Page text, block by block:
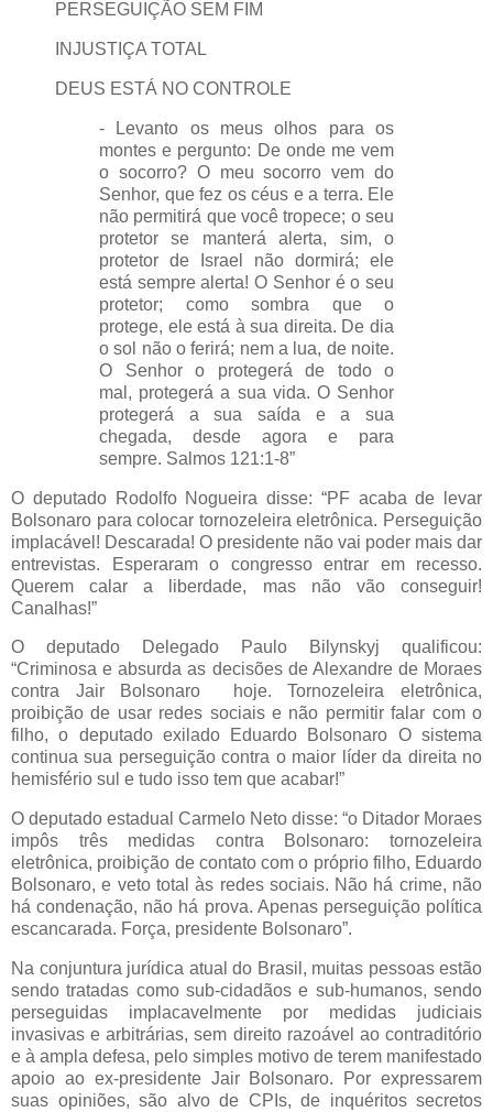
PERSEGUIÇÃO SEM FIM
INJUSTIÇA TOTAL
DEUS ESTÁ NO CONTROLE
- Levanto os meus olhos para os
montes e pergunto: De onde me vem
o socorro? O meu socorro vem do
Senhor, que fez os céus e a terra. Ele
não permitirá que você tropece; o seu
protetor se manterá alerta, sim, o
protetor de Israel não dormirá; ele
está sempre alerta! O Senhor é o seu
protetor; como sombra que o
protege, ele está à sua direita. De dia
o sol não o ferirá; nem a lua, de noite.
O Senhor o protegerá de todo o
mal, protegerá a sua vida. O Senhor
protegerá a sua saída e a sua
chegada, desde agora e para
sempre. Salmos 121:1-8”
O deputado Rodolfo Nogueira disse: “PF acaba de levar
Bolsonaro para colocar tornozeleira eletrônica. Perseguição
implacável! Descarada! O presidente não vai poder mais dar
entrevistas. Esperaram o congresso entrar em recesso.
Querem calar a liberdade, mas não vão conseguir!
Canalhas!”
O deputado Delegado Paulo Bilynskyj qualificou:
“Criminosa e absurda as decisões de Alexandre de Moraes
contra Jair Bolsonaro hoje. Tornozeleira eletrônica,
proibição de usar redes sociais e não permitir falar com o
filho, o deputado exilado Eduardo Bolsonaro O sistema
continua sua perseguição contra o maior líder da direita no
hemisfério sul e tudo isso tem que acabar!”
O deputado estadual Carmelo Neto disse: “o Ditador Moraes
impôs três medidas contra Bolsonaro: tornozeleira
eletrônica, proibição de contato com o próprio filho, Eduardo
Bolsonaro, e veto total às redes sociais. Não há crime, não
há condenação, não há prova. Apenas perseguição política
escancarada. Força, presidente Bolsonaro”.
Na conjuntura jurídica atual do Brasil, muitas pessoas estão
sendo tratadas como sub-cidadãos e sub-humanos, sendo
perseguidas implacavelmente por medidas judiciais
invasivas e arbitrárias, sem direito razoável ao contraditório
e à ampla defesa, pelo simples motivo de terem manifestado
apoio ao ex-presidente Jair Bolsonaro. Por expressarem
suas opiniões, são alvo de CPIs, de inquéritos secretos